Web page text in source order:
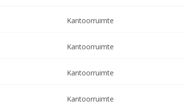
Kantoorruimte
Kantoorruimte
Kantoorruimte
Kantoorruimte